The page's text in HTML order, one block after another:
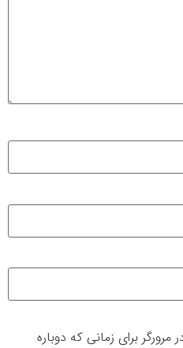
برای زمانی که دوباره